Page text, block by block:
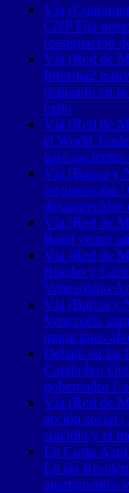
Vía
CNP Fija
reasignación
Vía (Red de
Informa2
realizado en
éxito
Vía (Red de
el World
para
Vía (Banca y
recuperación
Vía (Red de
Band veinte
Vía (Red de
Bracho y
Venezolano
Vía (Banca y
Venezuela
municipios
Debate en las
Carabobo:
gobernador
Vía (Red de
acción social |
suicidio y el
En Costa
En las
apartamentos